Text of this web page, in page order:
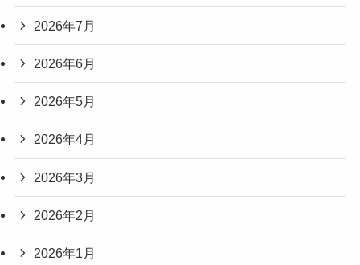
2026年7月
2026年6月
2026年5月
2026年4月
2026年3月
2026年2月
2026年1月